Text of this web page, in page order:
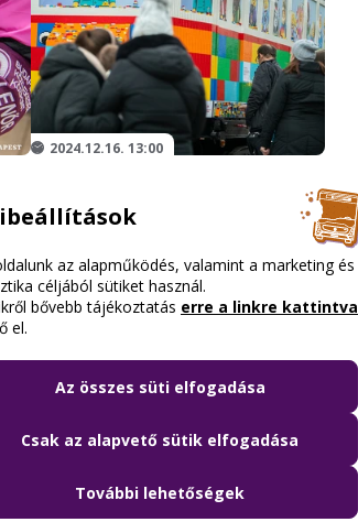
2024.12.16. 13:00
A téli szünet végéig látható
a LEGO® villamos a Deák
az alapműködés, valamint a marketing és
céljából sütiket használ.
bővebb tájékoztatás erre a linkre kattintva
el.
Az összes süti elfogadása
Csak az alapvető sütik elfogadása
További lehetőségek